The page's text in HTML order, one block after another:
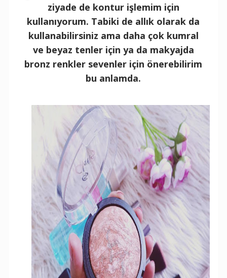
ziyade de kontur işlemim için
kullanıyorum. Tabiki de allık olarak da
kullanabilirsiniz ama daha çok kumral
ve beyaz tenler için ya da makyajda
bronz renkler sevenler için önerebilirim
bu anlamda.